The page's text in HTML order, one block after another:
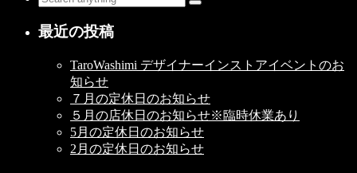
最近の投稿
TaroWashimi デザイナーインストアイベントのお
知らせ
７月の定休日のお知らせ
５月の店休日のお知らせ※臨時休業あり
5月の定休日のお知らせ
2月の定休日のお知らせ